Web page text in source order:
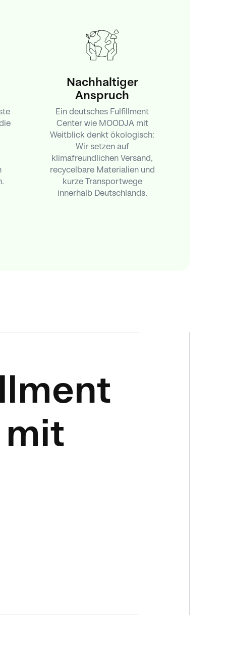
Nachhaltiger
Anspruch
Ein deutsches Fulfillment
Center wie MOODJA mit
Weitblick denkt ökologisch:
Wir setzen auf
klimafreundlichen Versand,
recycelbare Materialien und
kurze Transportwege
innerhalb Deutschlands.
mit